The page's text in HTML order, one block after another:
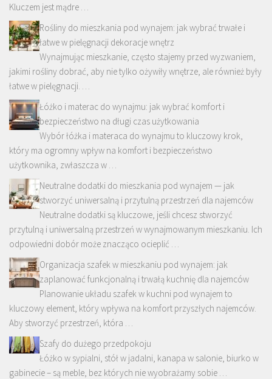
Kluczem jest mądre …
Rośliny do mieszkania pod wynajem: jak wybrać trwałe i
łatwe w pielęgnacji dekoracje wnętrz
Wynajmując mieszkanie, często stajemy przed wyzwaniem,
jakimi rośliny dobrać, aby nie tylko ożywiły wnętrze, ale również były
łatwe w pielęgnacji. …
Łóżko i materac do wynajmu: jak wybrać komfort i
bezpieczeństwo na długi czas użytkowania
Wybór łóżka i materaca do wynajmu to kluczowy krok,
który ma ogromny wpływ na komfort i bezpieczeństwo
użytkownika, zwłaszcza w …
Neutralne dodatki do mieszkania pod wynajem — jak
stworzyć uniwersalną i przytulną przestrzeń dla najemców
Neutralne dodatki są kluczowe, jeśli chcesz stworzyć
przytulną i uniwersalną przestrzeń w wynajmowanym mieszkaniu. Ich
odpowiedni dobór może znacząco ocieplić …
Organizacja szafek w mieszkaniu pod wynajem: jak
zaplanować funkcjonalną i trwałą kuchnię dla najemców
Planowanie układu szafek w kuchni pod wynajem to
kluczowy element, który wpływa na komfort przyszłych najemców.
Aby stworzyć przestrzeń, która …
Szafy do dużego przedpokoju
Łóżko w sypialni, stół w jadalni, kanapa w salonie, biurko w
gabinecie – są meble, bez których nie wyobrażamy sobie …